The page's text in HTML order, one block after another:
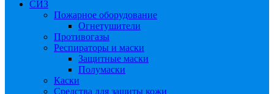
СИЗ
Пожарное оборудование
Огнетушители
Противогазы
Респираторы и маски
Защитные маски
Полумаски
Каски
Средства для защиты кожи